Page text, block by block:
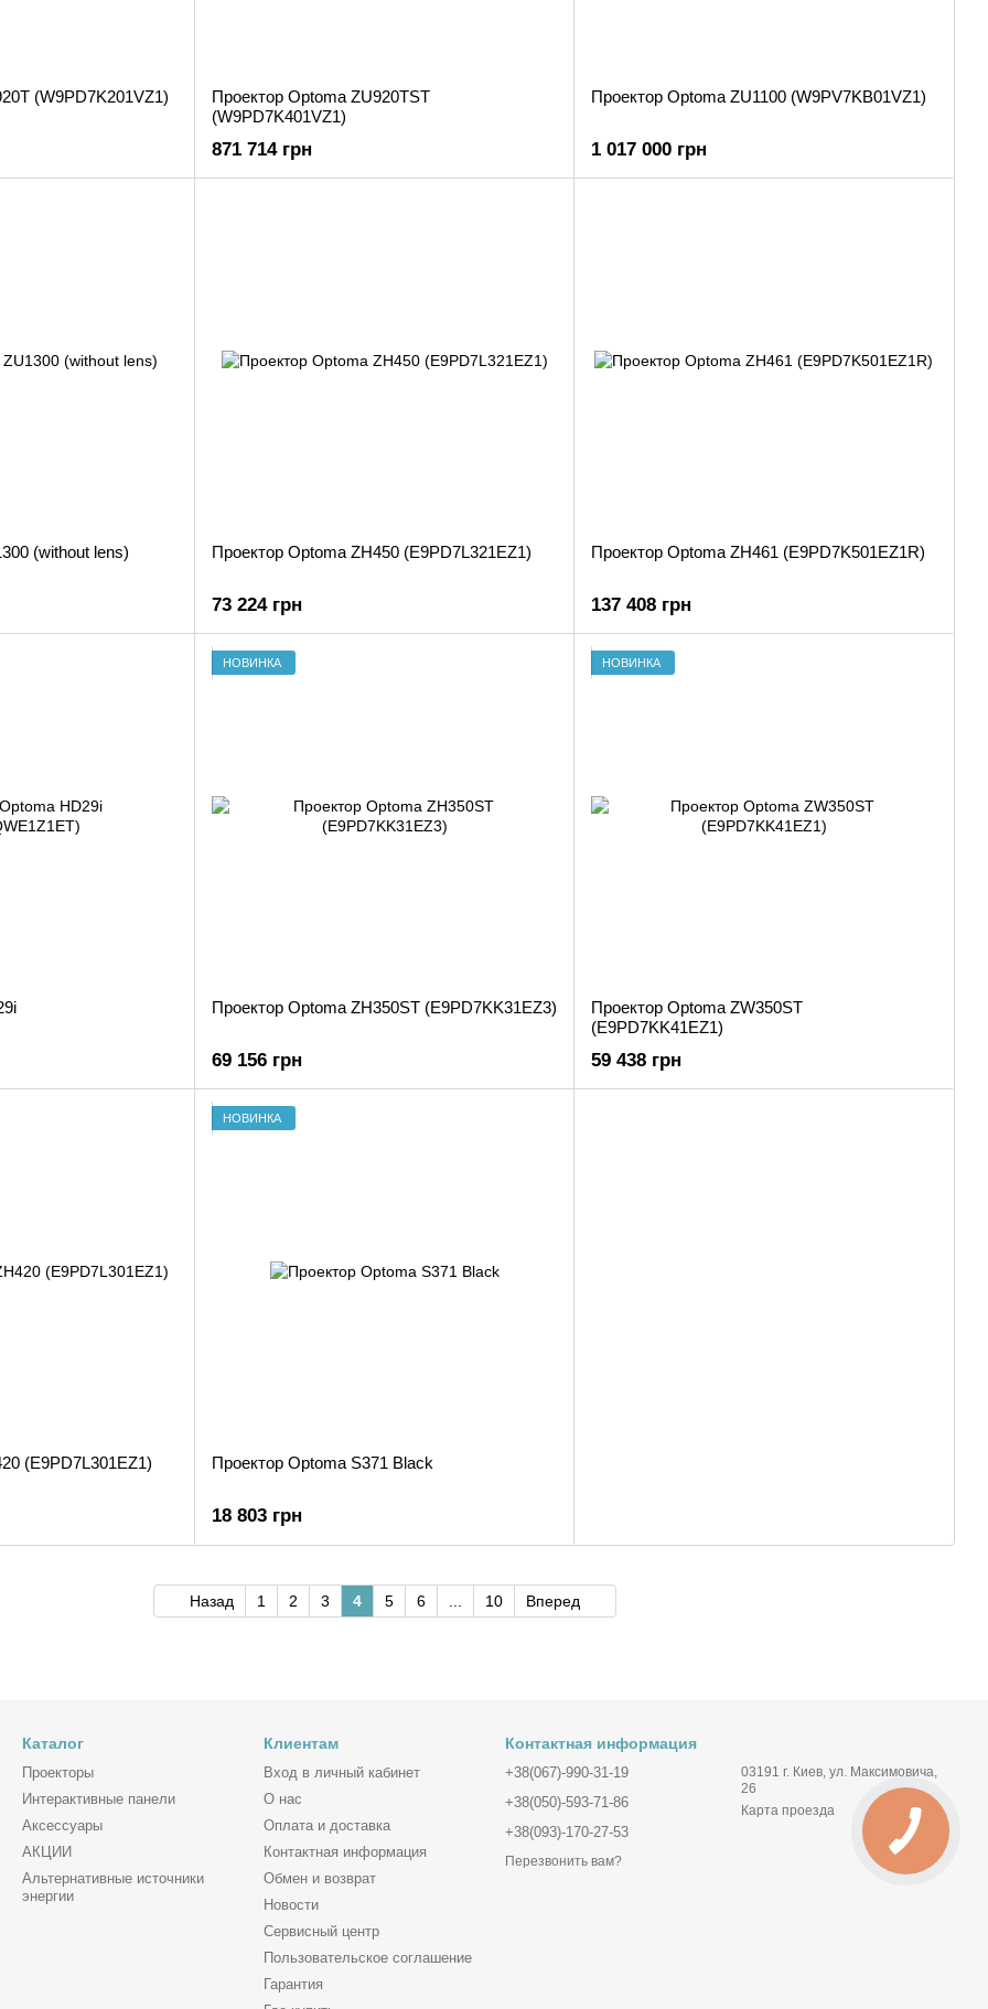
(W9PD7K201VZ1)
Проектор Optoma ZU920TST
(W9PD7K401VZ1)
871 714 грн
Проектор Optoma ZU1100 (W9PV7KB01VZ1)
1 017 000 грн
(without lens) Проектор Optoma ZH450 (E9PD7L321EZ1)
73 224 грн
Проектор Optoma ZH461 (E9PD7K501EZ1R)
137 408 грн
НОВИНКА
Проектор Optoma ZH350ST (E9PD7KK31EZ3)
69 156 грн
НОВИНКА
Проектор Optoma ZW350ST
(E9PD7KK41EZ1)
59 438 грн
(E9PD7L301EZ1)
НОВИНКА
Проектор Optoma S371 Black
18 803 грн
Назад 1 2 3 4 5 6 10 Вперед
Каталог
Проекторы
Интерактивные панели
Аксессуары
АКЦИИ
Альтернативные источники
энергии
Клиентам
Вход в личный кабинет
О нас
Оплата и доставка
Контактная информация
Обмен и возврат
Новости
Сервисный центр
Пользовательское соглашение
Гарантия
Контактная информация
+38(067)-990-31-19
+38(050)-593-71-86
+38(093)-170-27-53
Перезвонить вам?
03191 г. Киев, ул. Максимовича,
26
Карта проезда